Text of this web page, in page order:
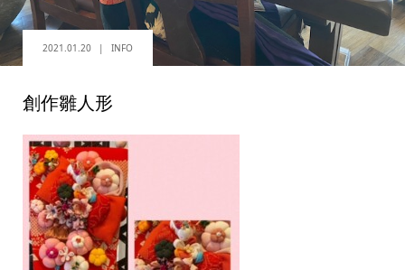
2021.01.20 INFO
創作雛人形